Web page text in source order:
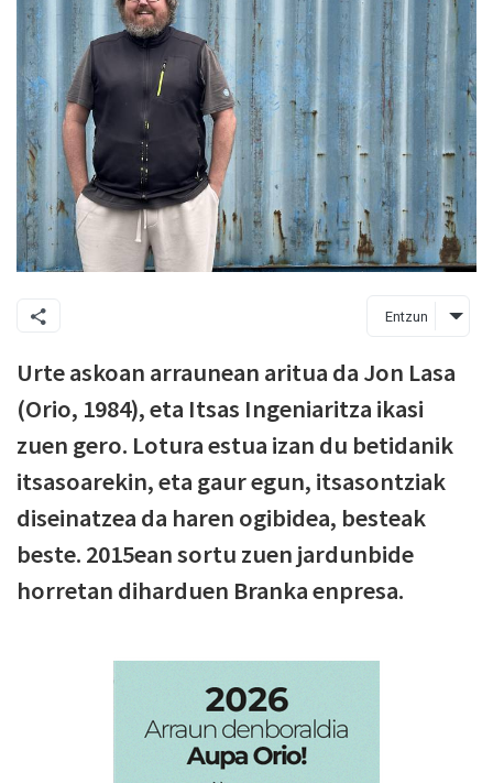
Entzun
Urte askoan arraunean aritua da Jon Lasa
(Orio, 1984), eta Itsas Ingeniaritza ikasi
zuen gero. Lotura estua izan du betidanik
itsasoarekin, eta gaur egun, itsasontziak
diseinatzea da haren ogibidea, besteak
beste. 2015ean sortu zuen jardunbide
horretan diharduen Branka enpresa.